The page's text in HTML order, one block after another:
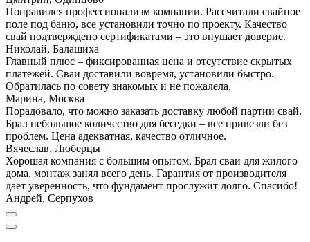
Понравился профессионализм компании. Рассчитали свайное
поле под баню, все установили точно по проекту. Качество
свай подтверждено сертификатами – это внушает доверие.
Николай, Балашиха
Главный плюс – фиксированная цена и отсутствие скрытых
платежей. Сваи доставили вовремя, установили быстро.
Обратилась по совету знакомых и не пожалела.
Марина, Москва
Порадовало, что можно заказать доставку любой партии свай.
Брал небольшое количество для беседки – все привезли без
проблем. Цена адекватная, качество отличное.
Вячеслав, Люберцы
Хорошая компания с большим опытом. Брал сваи для жилого
дома, монтаж занял всего день. Гарантия от производителя
дает уверенность, что фундамент прослужит долго. Спасибо!
Андрей, Серпухов